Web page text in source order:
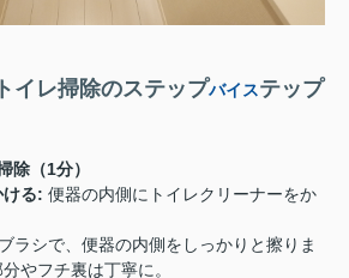
イレ掃除のステップバイステップ
除（1分）
ける: 便器の内側にトイレクリーナーをか
ラシで、便器の内側をしっかりと擦りま
やフチ裏は丁寧に。